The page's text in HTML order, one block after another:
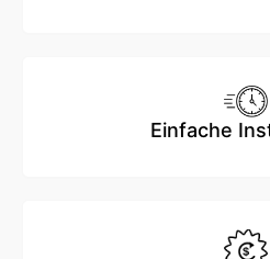
Einfache